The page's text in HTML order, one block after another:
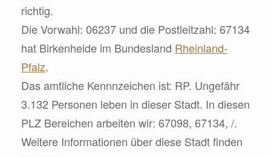
richtig.
Die Vorwahl: 06237 und die Postleitzahl: 67134
hat Birkenheide im Bundesland Rheinland-
Pfalz.
Das amtliche Kennnzeichen ist: RP. Ungefähr
3.132 Personen leben in dieser Stadt. In diesen
PLZ Bereichen arbeiten wir: 67098, 67134, /.
Weitere Informationen über diese Stadt finden